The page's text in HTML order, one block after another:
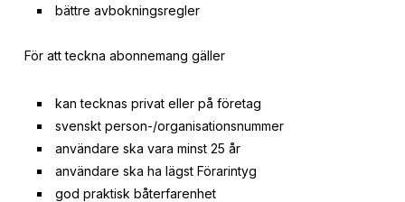
bättre avbokningsregler
För att teckna abonnemang gäller
kan tecknas privat eller på företag
svenskt person-/organisationsnummer
användare ska vara minst 25 år
användare ska ha lägst Förarintyg
god praktisk båterfarenhet